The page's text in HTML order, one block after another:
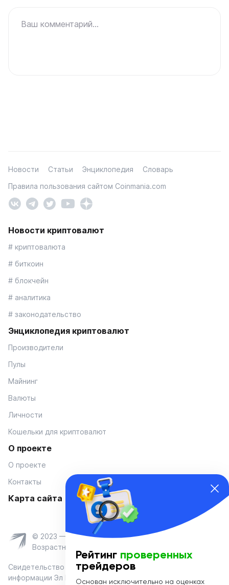
Ваш комментарий...
Новости Статьи Энциклопедия
Словарь
Правила пользования сайтом Coinmania.com
Новости криптовалют
# криптовалюта
# биткоин
# блокчейн
# аналитика
# законодательство
Энциклопедия криптовалют
Производители
Пулы
Майнинг
Валюты
Личности
Кошельки для криптовалют
О проекте
О проекте
Контакты
Карта сайта
© 2023 — Coinmania
Возрастное ограничение 16+
Свидетельство о регистрации средства массовой
информации Эл № ФС 77-74908 от «25» января 2019 г.
Рейтинг проверенных
трейдеров
Основан исключительно на оценках